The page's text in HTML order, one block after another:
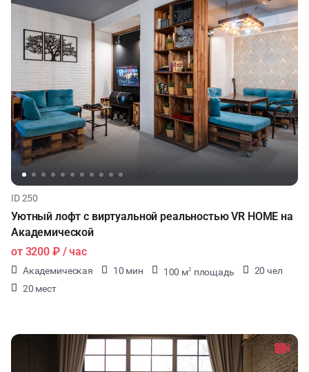
ID 250
Уютный лофт с виртуальной реальностью VR HOME на
Академической
от 3200 ₽/ час
Академическая 10 мин 100 м2 площадь
20 чел
20 мест